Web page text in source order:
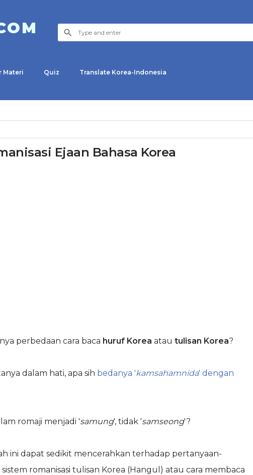
Materi Quiz Translate Korea-Indonesia
Ejaan Bahasa Korea
perbedaan cara baca huruf Korea atau tulisan Korea?
dalam hati, apa sih bedanya 'kamsahamnida' dengan
romaji menjadi 'samung', tidak 'samseong'?
ini dapat sedikit mencerahkan terhadap pertanyaan-
romanisasi tulisan Korea (Hangul) atau cara membaca